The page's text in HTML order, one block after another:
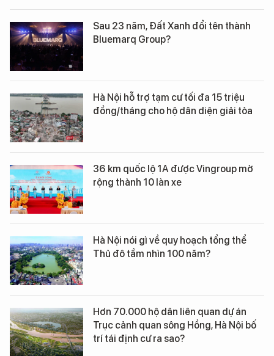
Sau 23 năm, Đất Xanh đổi tên thành
Bluemarq Group?
Hà Nội hỗ trợ tạm cư tối đa 15 triệu
đồng/tháng cho hộ dân diện giải tỏa
36 km quốc lộ 1A được Vingroup mở
rộng thành 10 làn xe
Hà Nội nói gì về quy hoạch tổng thể
Thủ đô tầm nhìn 100 năm?
Hơn 70.000 hộ dân liên quan dự án
Trục cảnh quan sông Hồng, Hà Nội bố
trí tái định cư ra sao?